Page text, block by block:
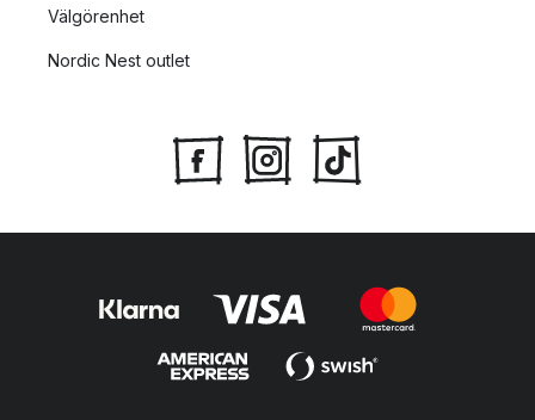
Välgörenhet
Nordic Nest outlet